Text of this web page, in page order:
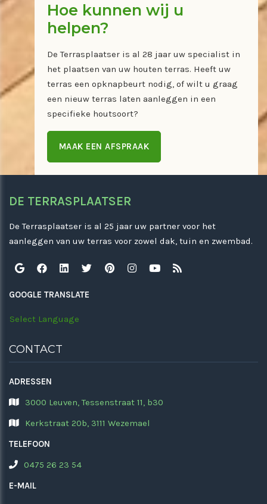
Hoe kunnen wij u
helpen?
De Terrasplaatser is al 28 jaar uw specialist in
het plaatsen van uw houten terras. Heeft uw
terras een opknapbeurt nodig, of wilt u graag
een nieuw terras laten aanleggen in een
specifieke houtsoort?
MAAK EEN AFSPRAAK
DE TERRASPLAATSER
De Terrasplaatser is al 25 jaar uw partner voor het
aanleggen van uw terras voor zowel dak, tuin en zwembad.
GOOGLE TRANSLATE
Select Language
CONTACT
ADRESSEN
3000 Leuven, Tessenstraat 11, b30
Kerkstraat 20b, 3111 Wezemael
TELEFOON
0475 26 23 54
E-MAIL